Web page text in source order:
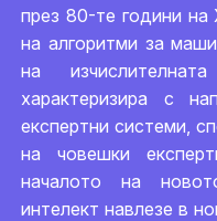
през 80-те години на
на алгоритми за
на
характеризира с
експертни системи,
на човешки
началото на
интелект навлезе в